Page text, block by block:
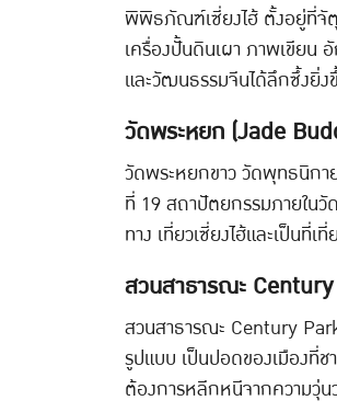
พิพิธภัณฑ์เซี่ยงไฮ้ ตั้งอยู่ที่จั
เครื่องปั้นดินเผา ภาพเขียน
และวัฒนธรรมจีนได้ลึกซึ้งยิ่ง
วัดพระหยก (Jade
วัดพระหยกขาว วัดพุทธนิกา
ที่ 19 สถาปัตยกรรมภายในวั
ทาง เที่ยวเซี่ยงไฮ้และเป็นที่
สวนสาธารณะ
สวนสาธารณะ Century
รูปแบบ เป็นปอดของเมืองที่
ต้องการหลีกหนีจากความวุ่น